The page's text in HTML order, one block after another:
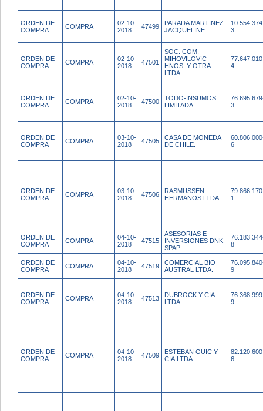
ORDEN DE
COMPRA
COMPRA
02-10-
2018
47499
PARADA MARTINEZ
JACQUELINE
3
ORDEN DE
COMPRA
COMPRA
02-10-
2018
47501
SOC. COM.
MIHOVILOVIC
HNOS. Y OTRA
LTDA
4
ORDEN DE
COMPRA
COMPRA
02-10-
2018
47500
TODO-INSUMOS
LIMITADA
3
ORDEN DE
COMPRA
COMPRA
03-10-
2018
47505
CASA DE MONEDA
DE CHILE.
6
ORDEN DE
COMPRA
COMPRA
03-10-
2018
47506
RASMUSSEN
HERMANOS LTDA.
1
ORDEN DE
COMPRA
COMPRA
04-10-
2018
47515
ASESORIAS E
INVERSIONES DNK
SPAP
8
ORDEN DE
COMPRA
COMPRA
04-10-
2018
47519
COMERCIAL BIO
AUSTRAL LTDA.
9
ORDEN DE
COMPRA
COMPRA
04-10-
2018
47513
DUBROCK Y CIA.
LTDA.
9
ORDEN DE
COMPRA
COMPRA
04-10-
2018
47509
ESTEBAN GUIC Y
CIA.LTDA.
6